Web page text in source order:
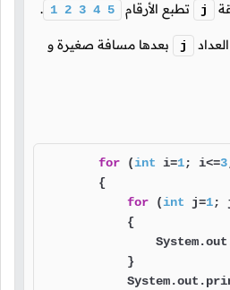
j تطبع الأرقام 1 2 3 4 5
.
j بعدها مسافة صغيرة و
for (int i=1; i<=3
        {
for (int j=1;
            {
            }